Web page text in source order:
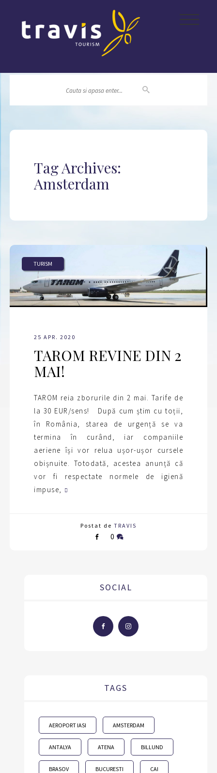
|||
Tag Archives:
Amsterdam
TURISM
25 APR. 2020
TAROM REVINE DIN 2
MAI!
TAROM reia zborurile din 2 mai. Tarife de
la 30 EUR/sens! După cum știm cu toții,
în România, starea de urgență se va
termina în curând, iar companiile
aeriene își vor relua ușor-ușor cursele
obișnuite. Totodată, acestea anunță că
vor fi respectate normele de igienă
impuse,
Postat de TRAVIS
0
SOCIAL
TAGS
AEROPORT IASI AMSTERDAM
ANTALYA ATENA BILLUND
BRASOV BUCURESTI CAI